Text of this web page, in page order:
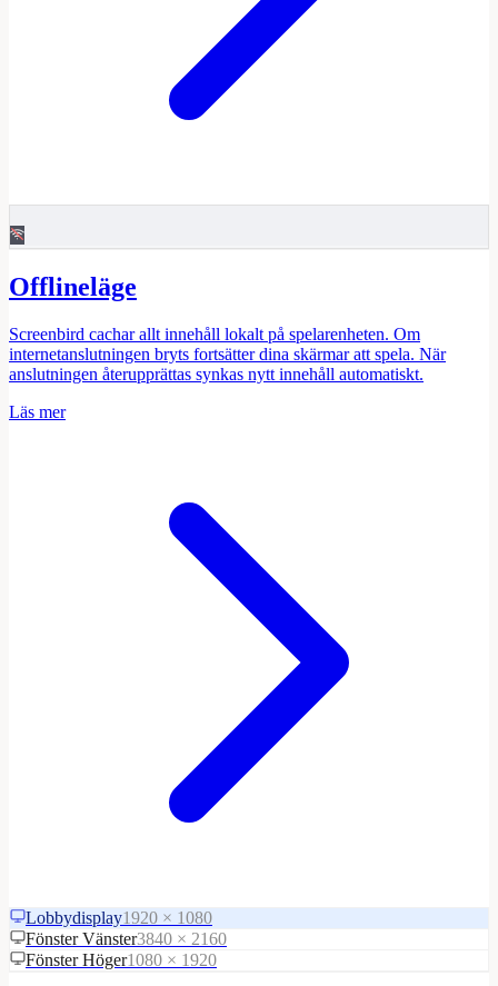
Offlineläge
Screenbird cachar allt innehåll lokalt på spelarenheten. Om
internetanslutningen bryts fortsätter dina skärmar att spela. När
anslutningen återupprättas synkas nytt innehåll automatiskt.
Läs mer
Lobbydisplay1920 × 1080
Fönster Vänster3840 × 2160
Fönster Höger1080 × 1920